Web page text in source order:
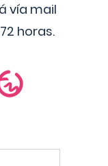
vía mail
horas.